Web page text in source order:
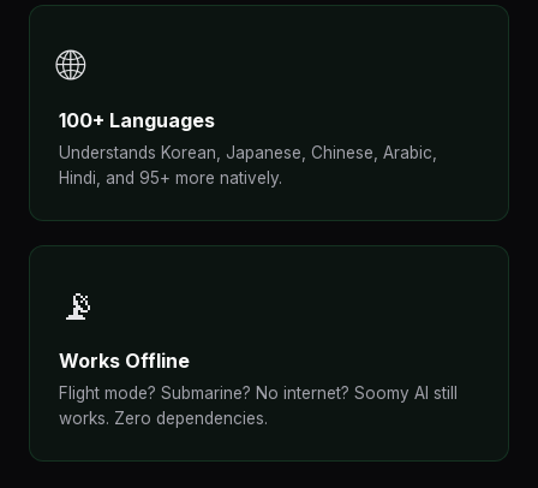
🌐
100+ Languages
Understands Korean, Japanese, Chinese, Arabic,
Hindi, and 95+ more natively.
📡
Works Offline
Flight mode? Submarine? No internet? Soomy AI still
works. Zero dependencies.